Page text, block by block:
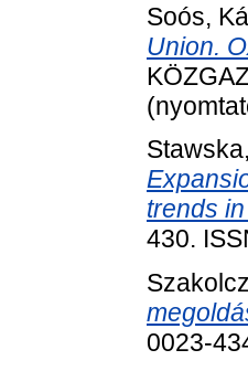
Soós,
Union.
trends
430.
0023-